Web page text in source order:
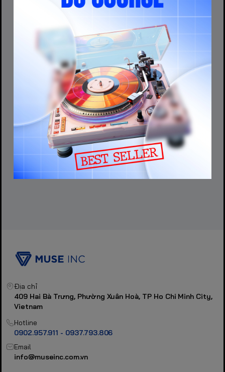
Địa chỉ
409 Hai Bà Trưng, Phường Xuân Hoà, TP Ho Chi Minh City,
Vietnam
Hotline
0902.957.911 - 0937.793.806
Email
info@museinc.com.vn